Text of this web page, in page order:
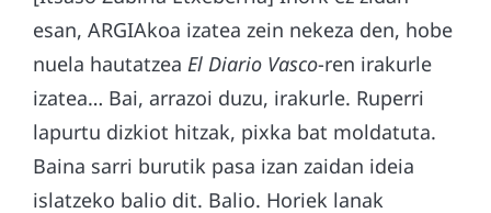
esan, ARGIAkoa izatea zein nekeza den, hobe
nuela hautatzea El Diario Vasco-ren irakurle
izatea… Bai, arrazoi duzu, irakurle. Ruperri
lapurtu dizkiot hitzak, pixka bat moldatuta.
Baina sarri burutik pasa izan zaidan ideia
islatzeko balio dit. Balio. Horiek lanak